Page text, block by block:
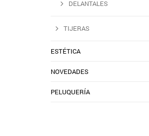
DELANTALES
TIJERAS
ESTÉTICA
NOVEDADES
PELUQUERÍA